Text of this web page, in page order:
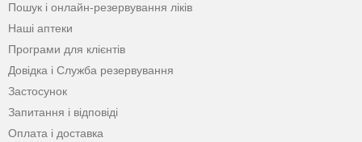
Пошук і онлайн-резервування ліків
Наші аптеки
Програми для клієнтів
Довідка і Служба резервування
Застосунок
Запитання і відповіді
Оплата і доставка